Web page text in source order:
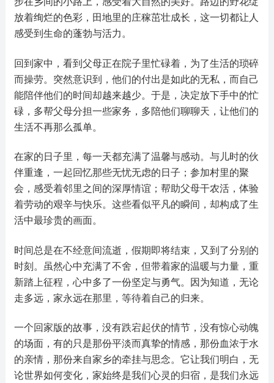
放着绚烂的色彩，田地里的庄稼茁壮成长，这一切都让人
感受到生命的蓬勃与活力。
回到家中，看到父母正在院子里忙碌着，为了生活的琐碎
而操劳。突然意识到，他们的付出是如此的无私，而自己
能陪伴他们的时间却越来越少。于是，决定放下手中的忙
碌，多帮父母分担一些家务，多陪他们聊聊天，让他们的
生活不再那么孤单。
在家的日子里，每一天都充满了温馨与感动。与儿时的伙
伴重逢，一起回忆那些无忧无虑的日子；参加村里的聚
会，感受着邻里之间的深厚情谊；帮助父母干农活，体验
着劳动的艰辛与快乐。这些看似平凡的瞬间，却构成了生
活中最珍贵的画面。
时间总是在不经意间流逝，假期即将结束，又到了分别的
时刻。虽然心中充满了不舍，但带着家的温暖与力量，重
新踏上征程，心中多了一份坚定与勇气。因为知道，无论
走多远，家永远在那里，等待着自己的归来。
一个回家版的故事，没有跌宕起伏的情节，没有惊心动魄
的场面，有的只是那份平淡而真挚的情感，那份血浓于水
的亲情，那份来自家乡的牵挂与思念。它让我们明白，无
论世界如何变化，家始终是我们心灵的归宿，是我们永远